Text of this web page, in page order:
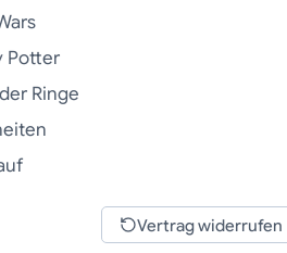
Potter
Ringe
Vertrag widerrufen